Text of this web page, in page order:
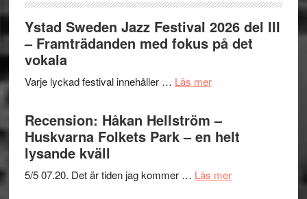
Ystad Sweden Jazz Festival 2026 del III
– Framträdanden med fokus på det
vokala
Varje lyckad festival innehåller … Läs merom
Jazz
Festival
del
Recension: Håkan Hellström –
Huskvarna Folkets Park – en helt
lysande kväll
5/5 07.20. Det är tiden jag kommer … Läs merom